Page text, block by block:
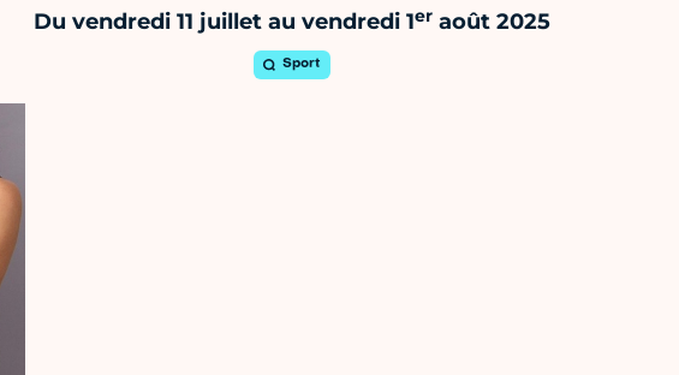
Du vendredi 11 juillet au vendredi 1eraoût 2025
Sport